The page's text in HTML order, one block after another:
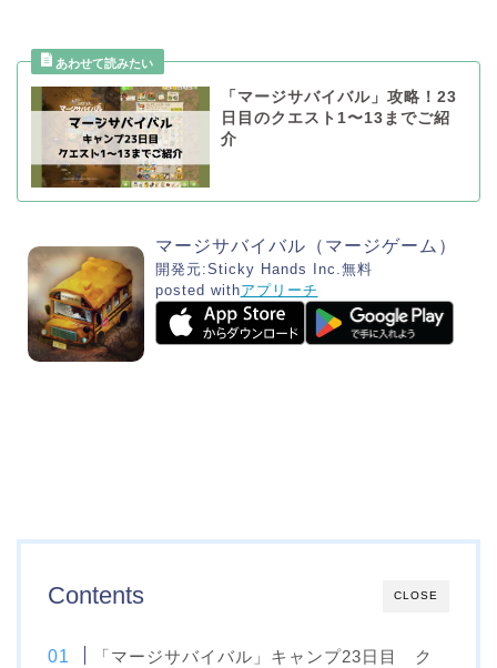
「マージサバイバル」攻略！23
日目のクエスト1〜13までご紹
介
マージサバイバル（マージゲーム）
開発元:Sticky Hands Inc. 無料
posted withアプリーチ
CLOSE
Contents
「マージサバイバル」キャンプ23日目 ク